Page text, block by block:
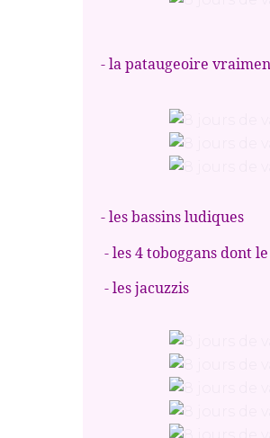
- la pataugeoire
- les bassins ludiques
- les 4 toboggans dont
- les jacuzzis